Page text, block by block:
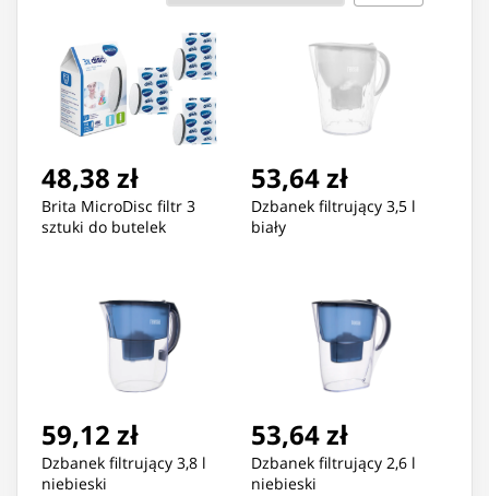
48,38 zł
Brita MicroDisc filtr 3
sztuki do butelek
53,64 zł
Dzbanek filtrujący 3,5 l
biały
59,12 zł
Dzbanek filtrujący 3,8 l
niebieski
53,64 zł
Dzbanek filtrujący 2,6 l
niebieski